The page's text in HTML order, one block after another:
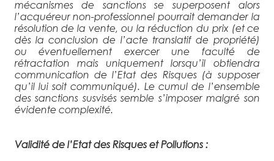
mécanismes de sanctions se superposent alors
l’acquéreur non-professionnel pourrait demander la
résolution de la vente, ou la réduction du prix (et ce
dès la conclusion de l’acte translatif de propriété)
ou éventuellement exercer une faculté de
rétractation mais uniquement lorsqu’il obtiendra
communication de l’Etat des Risques (à supposer
qu’il lui soit communiqué). Le cumul de l’ensemble
des sanctions susvisés semble s’imposer malgré son
évidente complexité.
Validité de l’Etat des Risques et Pollutions :